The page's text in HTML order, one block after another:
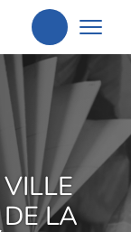
Aller
à
la
recherche
LA